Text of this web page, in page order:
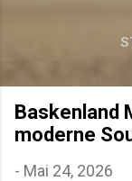
Baskenland
moderne
- Mai 24, 2026